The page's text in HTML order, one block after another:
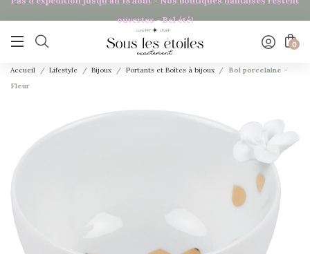
ouvertes - Bel été!
 0
Accueil Lifestyle Bijoux Portants et Boîtes à bijoux
Bol porcelaine -
Fleur